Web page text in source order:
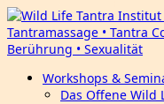
Workshops &
Das Offene Wild